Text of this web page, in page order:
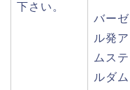
下さい。
バーゼ
ル発ア
ムステ
ルダム